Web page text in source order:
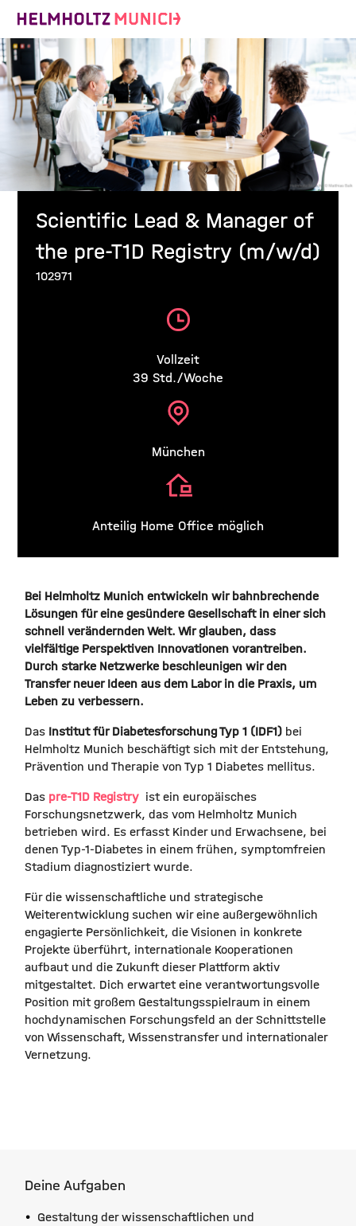
Scientific Lead & Manager of
the pre-T1D Registry (m/w/d)
102971
Vollzeit
39 Std./Woche
München
Anteilig Home Office möglich
Bei Helmholtz Munich entwickeln wir bahnbrechende
Lösungen für eine gesündere Gesellschaft in einer sich
schnell verändernden Welt. Wir glauben, dass
vielfältige Perspektiven Innovationen vorantreiben.
Durch starke Netzwerke beschleunigen wir den
Transfer neuer Ideen aus dem Labor in die Praxis, um
Leben zu verbessern.
Das Institut für Diabetesforschung Typ 1 (IDF1) bei
Helmholtz Munich beschäftigt sich mit der Entstehung,
Prävention und Therapie von Typ 1 Diabetes mellitus.
Das pre-T1D Registry ist ein europäisches
Forschungsnetzwerk, das vom Helmholtz Munich
betrieben wird. Es erfasst Kinder und Erwachsene, bei
denen Typ-1-Diabetes in einem frühen, symptomfreien
Stadium diagnostiziert wurde.
Für die wissenschaftliche und strategische
Weiterentwicklung suchen wir eine außergewöhnlich
engagierte Persönlichkeit, die Visionen in konkrete
Projekte überführt, internationale Kooperationen
aufbaut und die Zukunft dieser Plattform aktiv
mitgestaltet. Dich erwartet eine verantwortungsvolle
Position mit großem Gestaltungsspielraum in einem
hochdynamischen Forschungsfeld an der Schnittstelle
von Wissenschaft, Wissenstransfer und internationaler
Vernetzung.
Deine Aufgaben
Gestaltung der wissenschaftlichen und